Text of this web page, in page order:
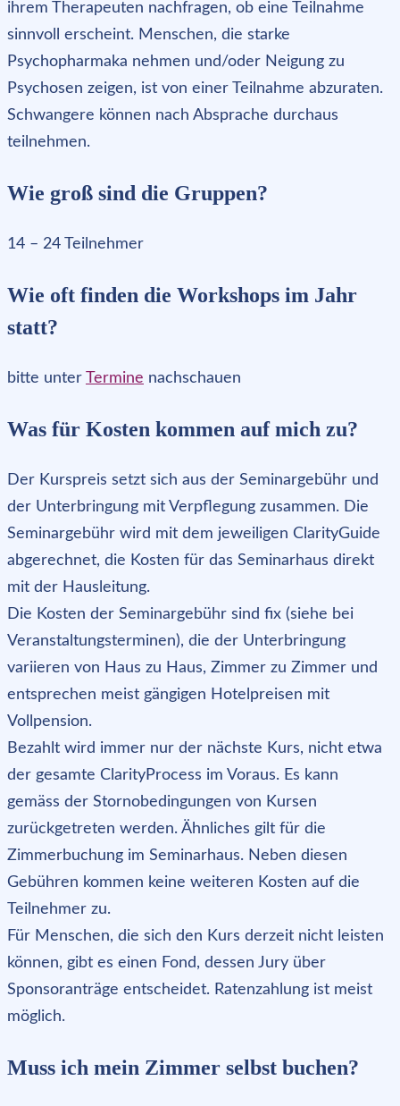
ihrem Therapeuten nachfragen, ob eine Teilnahme
sinnvoll erscheint. Menschen, die starke
Psychopharmaka nehmen und/oder Neigung zu
Psychosen zeigen, ist von einer Teilnahme abzuraten.
Schwangere können nach Absprache durchaus
teilnehmen.
Wie groß sind die Gruppen?
14 – 24 Teilnehmer
Wie oft finden die Workshops im Jahr
statt?
bitte unter Termine nachschauen
Was für Kosten kommen auf mich zu?
Der Kurspreis setzt sich aus der Seminargebühr und
der Unterbringung mit Verpflegung zusammen. Die
Seminargebühr wird mit dem jeweiligen ClarityGuide
abgerechnet, die Kosten für das Seminarhaus direkt
mit der Hausleitung.
Die Kosten der Seminargebühr sind fix (siehe bei
Veranstaltungsterminen), die der Unterbringung
variieren von Haus zu Haus, Zimmer zu Zimmer und
entsprechen meist gängigen Hotelpreisen mit
Vollpension.
Bezahlt wird immer nur der nächste Kurs, nicht etwa
der gesamte ClarityProcess im Voraus. Es kann
gemäss der Stornobedingungen von Kursen
zurückgetreten werden. Ähnliches gilt für die
Zimmerbuchung im Seminarhaus. Neben diesen
Gebühren kommen keine weiteren Kosten auf die
Teilnehmer zu.
Für Menschen, die sich den Kurs derzeit nicht leisten
können, gibt es einen Fond, dessen Jury über
Sponsoranträge entscheidet. Ratenzahlung ist meist
möglich.
Muss ich mein Zimmer selbst buchen?